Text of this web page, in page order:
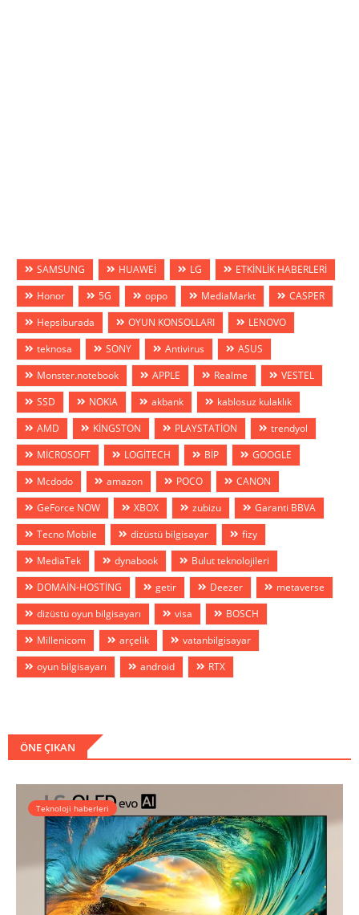
SAMSUNG HUAWEİ LG
ETKİNLİK HABERLERİ
Honor
5G oppo MediaMarkt
CASPER
Hepsiburada
OYUN KONSOLLARI
LENOVO
teknosa
SONY Antivirus
ASUS
Monster.notebook
APPLE Realme
VESTEL
SSD
NOKIA akbank
kablosuz kulaklık
AMD
KİNGSTON PLAYSTATİON
trendyol
MİCROSOFT
LOGİTECH BİP
GOOGLE
Mcdodo
amazon POCO
CANON
GeForce NOW
XBOX zubizu
Garanti BBVA
Tecno Mobile
dizüstü bilgisayar
fizy
MediaTek
dynabook
Bulut teknolojileri
DOMAİN-HOSTİNG
getir Deezer
metaverse
dizüstü oyun bilgisayarı
visa
BOSCH
Millenicom
arçelik
vatanbilgisayar
oyun bilgisayarı
android RTX
ÖNE ÇIKAN
Teknoloji haberleri